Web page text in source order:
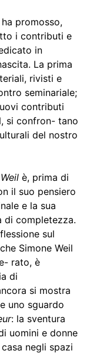
promosso,
i contributi e
in
La prima
rivisti e
seminariale;
contributi
si confron- tano
del nostro
è, prima di
il suo pensiero
e la sua
di completezza.
sul
Simone Weil
rato, è
di
si mostra
uno sguardo
: la sventura
uomini e donne
negli spazi